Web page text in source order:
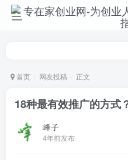
首页 网友投稿 正文
18种最有效推广的方式
峰子
4年前发布